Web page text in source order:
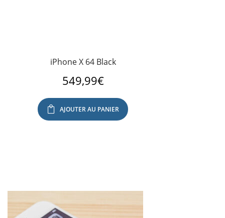
iPhone X 64 Black
549,99€
AJOUTER AU PANIER